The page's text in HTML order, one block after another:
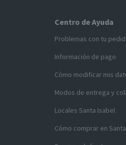
Centro de Ayuda
Problemas con tu
Información de pago
Cómo modificar mis
Modos de entrega y
Locales Santa Isabel
Cómo comprar en